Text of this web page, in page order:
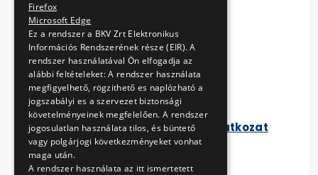
Referencia nyilatkozat
Referencia igazolás
Egyéb nyilatkozat
Kiegészítő tájékoztatás 1. –
Kérdések/Válaszok
JAVÍTOTT Ajánlati felhívás
JAVÍTOTT Műszaki leírás
JAVÍTOTT Ajánlattételi nyilatkozat
JAVÍTOTT Vállalkozási
keretszerződés tervezete
Firefox
Microsoft Edge
Ez a rendszer a BKV Zrt Elektronikus
Információs Rendszerének része (EIR). A
rendszer használatával Ön elfogadja az
alábbi feltételeket: A rendszer használata
megfigyelhető, rögzithető es naplózható a
jogszabályi es a szervezet biztonsági
követelményeinek megfelelően. A rendszer
jogosulatlan használata tilos, és büntető
vagy polgárjogi következményeket vonhat
maga után.
A rendszer használata az itt ismertetett